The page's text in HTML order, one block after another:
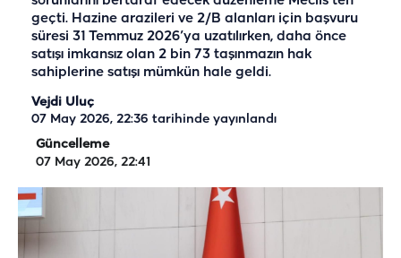
geçti. Hazine arazileri ve 2/B alanları için başvuru
süresi 31 Temmuz 2026’ya uzatılırken, daha önce
satışı imkansız olan 2 bin 73 taşınmazın hak
sahiplerine satışı mümkün hale geldi.
Vejdi Uluç
07 May 2026, 22:36 tarihinde yayınlandı
Güncelleme
07 May 2026, 22:41